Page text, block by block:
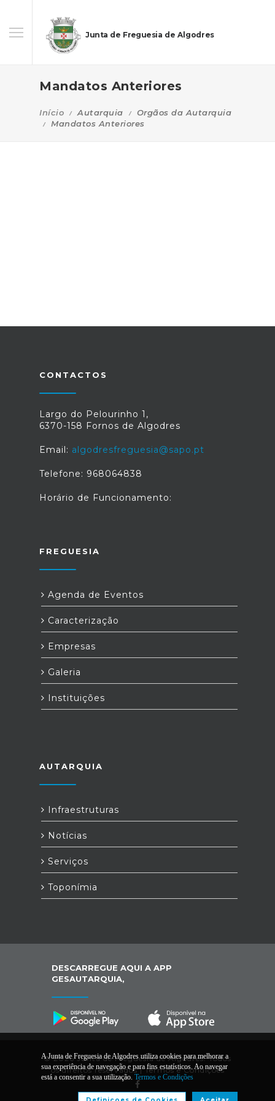
Junta de Freguesia de Algodres
Mandatos Anteriores
Início Autarquia
Orgãos da Autarquia
Mandatos Anteriores
CONTACTOS
Largo do Pelourinho 1,
6370-158 Fornos de Algodres
Email: algodresfreguesia@sapo.pt
Telefone: 968064838
Horário de Funcionamento:
FREGUESIA
Agenda de Eventos
Caracterização
Empresas
Galeria
Instituições
AUTARQUIA
Infraestruturas
Notícias
Serviços
Toponímia
DESCARREGUE AQUI A APP
GESAUTARQUIA,
© 2026 Junta de Freguesia de Algodres. Todos
os direitos reservados |Termos e Condições
A Junta de Freguesia de Algodres utiliza cookies para melhorar a
sua experiência de navegação e para fins estatísticos. Ao navegar
está a consentir a sua utilização. Termos e Condições